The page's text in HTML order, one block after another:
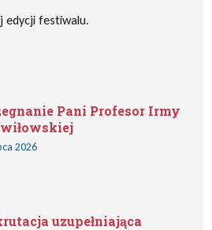
edycji festiwalu.
Pani Profesor Irmy
2026
uzupełniająca